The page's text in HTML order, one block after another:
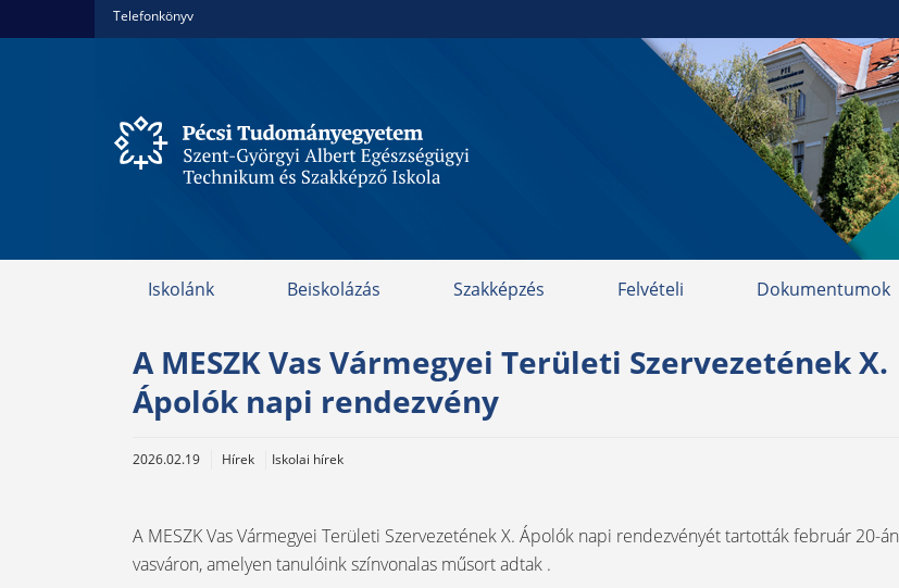
Telefonkönyv
Iskolánk Beiskolázás Szakképzés Felvételi Dokumentumok
A MESZK Vas Vármegyei Területi Szervezetének X.
Ápolók napi rendezvény
2026.02.19 Hírek Iskolai hírek
A MESZK Vas Vármegyei Területi Szervezetének X. Ápolók napi rendezvényét tartották február 20-án
vasváron, amelyen tanulóink színvonalas műsort adtak .